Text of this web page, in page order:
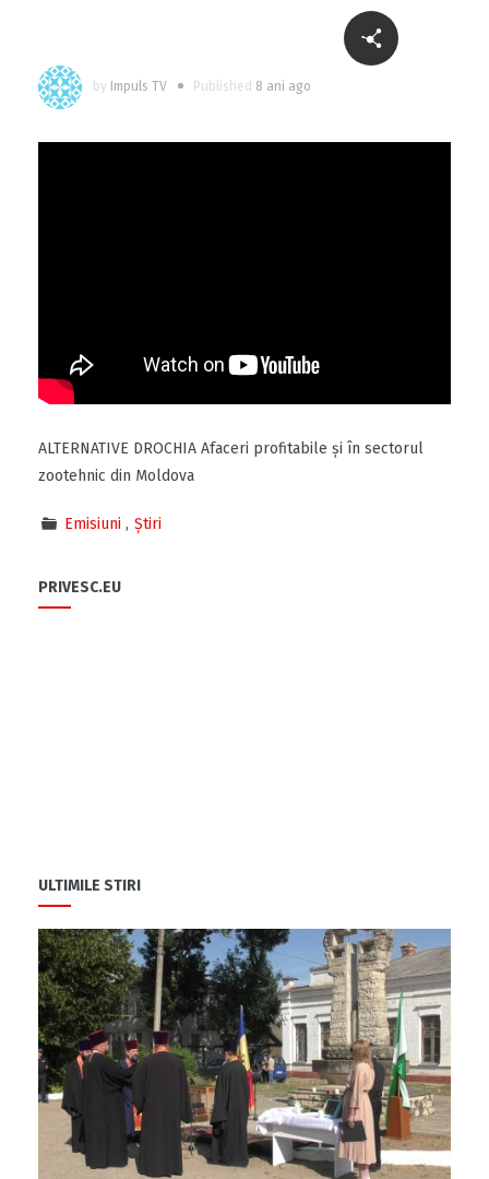
by Impuls TV Published 8 ani ago
ALTERNATIVE DROCHIA Afaceri profitabile și în sectorul
zootehnic din Moldova
Emisiuni Știri
PRIVESC.EU
ULTIMILE STIRI